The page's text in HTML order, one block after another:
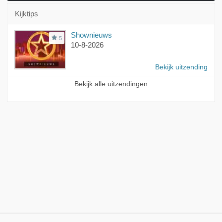
Kijktips
5
Shownieuws
10-8-2026
Bekijk uitzending
Bekijk alle uitzendingen